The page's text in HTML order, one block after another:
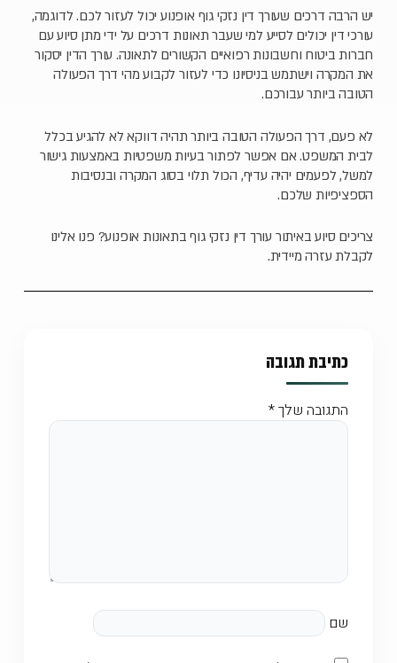
יש הרבה דרכים שעורך דין נזקי גוף אופנוע יכול לעזור לכם. לדוגמה,
עורכי דין יכולים לסייע למי שעבר תאונות דרכים על ידי מתן סיוע עם
חברות ביטוח וחשבונות רפואיים הקשורים לתאונה. עורך הדין יסקור
את המקרה וישתמש בניסיונו כדי לעזור לקבוע מהי דרך הפעולה
הטובה ביותר עבורכם.
לא פעם, דרך הפעולה הטובה ביותר תהיה דווקא לא להגיע בכלל
לבית המשפט. אם אפשר לפתור בעיות משפטיות באמצעות גישור
למשל, לפעמים יהיה עדיף, הכול תלוי בסוג המקרה ובנסיבות
הספציפיות שלכם.
צריכים סיוע באיתור עורך דין נזקי גוף בתאונות אופנוע? פנו אלינו
לקבלת עזרה מיידית.
כתיבת תגובה
התגובה שלך*
שם